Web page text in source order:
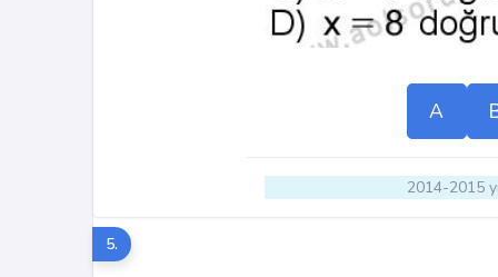
A
2014-2015
5.